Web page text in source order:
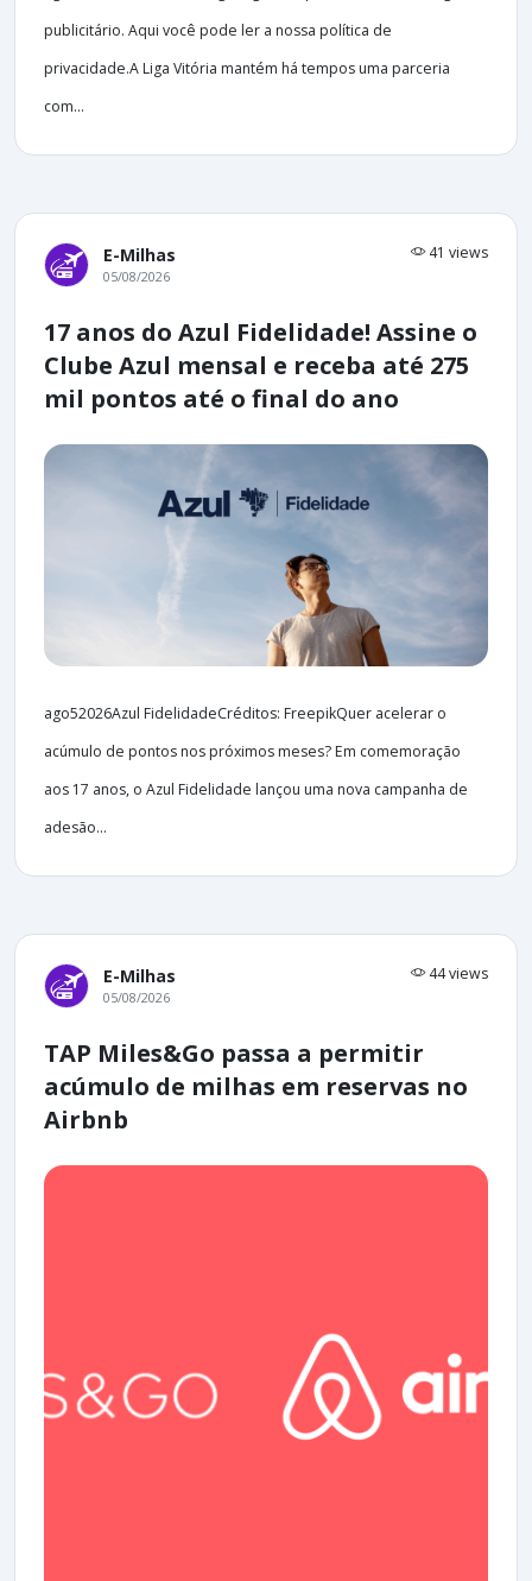
publicitário. Aqui você pode ler a nossa política de
privacidade.A Liga Vitória mantém há tempos uma parceria
com...
E-Milhas 41 views
05/08/2026
17 anos do Azul Fidelidade! Assine o
Clube Azul mensal e receba até 275
mil pontos até o final do ano
ago52026Azul FidelidadeCréditos: FreepikQuer acelerar o
acúmulo de pontos nos próximos meses? Em comemoração
aos 17 anos, o Azul Fidelidade lançou uma nova campanha de
adesão...
E-Milhas 44 views
05/08/2026
TAP Miles&Go passa a permitir
acúmulo de milhas em reservas no
Airbnb